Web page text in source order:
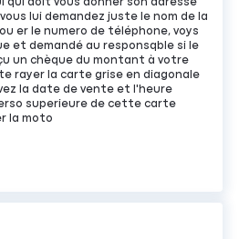
lui demandez juste le nom de la
er le numero de téléphone, voys
et demandé au responsqble si le
un chèque du montant à votre
rayer la carte grise en diagonale
la date de vente et l'heure
superieure de cette carte
la moto